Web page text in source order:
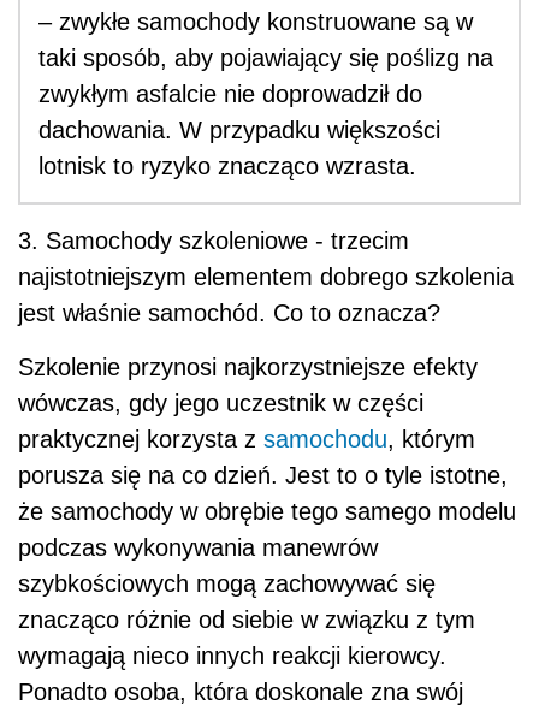
– zwykłe samochody konstruowane są w
taki sposób, aby pojawiający się poślizg na
zwykłym asfalcie nie doprowadził do
dachowania. W przypadku większości
lotnisk to ryzyko znacząco wzrasta.
3. Samochody szkoleniowe - trzecim
najistotniejszym elementem dobrego szkolenia
jest właśnie samochód. Co to oznacza?
Szkolenie przynosi najkorzystniejsze efekty
wówczas, gdy jego uczestnik w części
praktycznej korzysta z samochodu, którym
porusza się na co dzień. Jest to o tyle istotne,
że samochody w obrębie tego samego modelu
podczas wykonywania manewrów
szybkościowych mogą zachowywać się
znacząco różnie od siebie w związku z tym
wymagają nieco innych reakcji kierowcy.
Ponadto osoba, która doskonale zna swój